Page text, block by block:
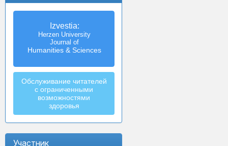
Izvestia:
Herzen University
Journal of
Humanities & Sciences
Обслуживание читателей
с ограниченными
возможностями
здоровья
Участник